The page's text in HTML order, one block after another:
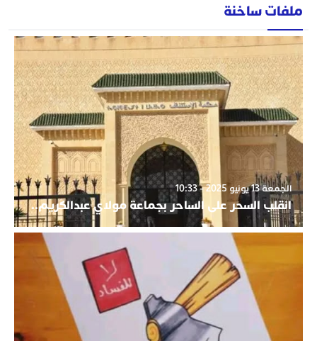
ملفات ساخنة
الجمعة 13 يونيو 2025 - 10:33
انقلب السحر على الساحر بجماعة مولاي عبدالكريم..